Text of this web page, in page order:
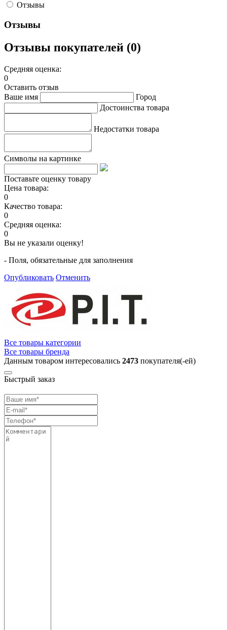
Отзывы
Отзывы
Отзывы покупателей (0)
Средняя оценка:
0
Оставить отзыв
Ваше имя
Город
Достоинства товара
Недостатки товара
Символы на картинке
Поставьте оценку товару
Цена товара:
0
Качество товара:
0
Средняя оценка:
0
Вы не указали оценку!
- Поля, обязательные для заполнения
Опубликовать Отменить
Все товары категории
Все товары бренда
Данным товаром интересовались 2473 покупателя(-ей)
Быстрый заказ